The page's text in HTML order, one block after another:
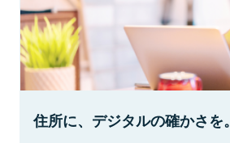
住所に、デジタルの確かさを。